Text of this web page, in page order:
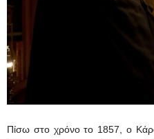
Πίσω στο χρόνο το 1857, ο